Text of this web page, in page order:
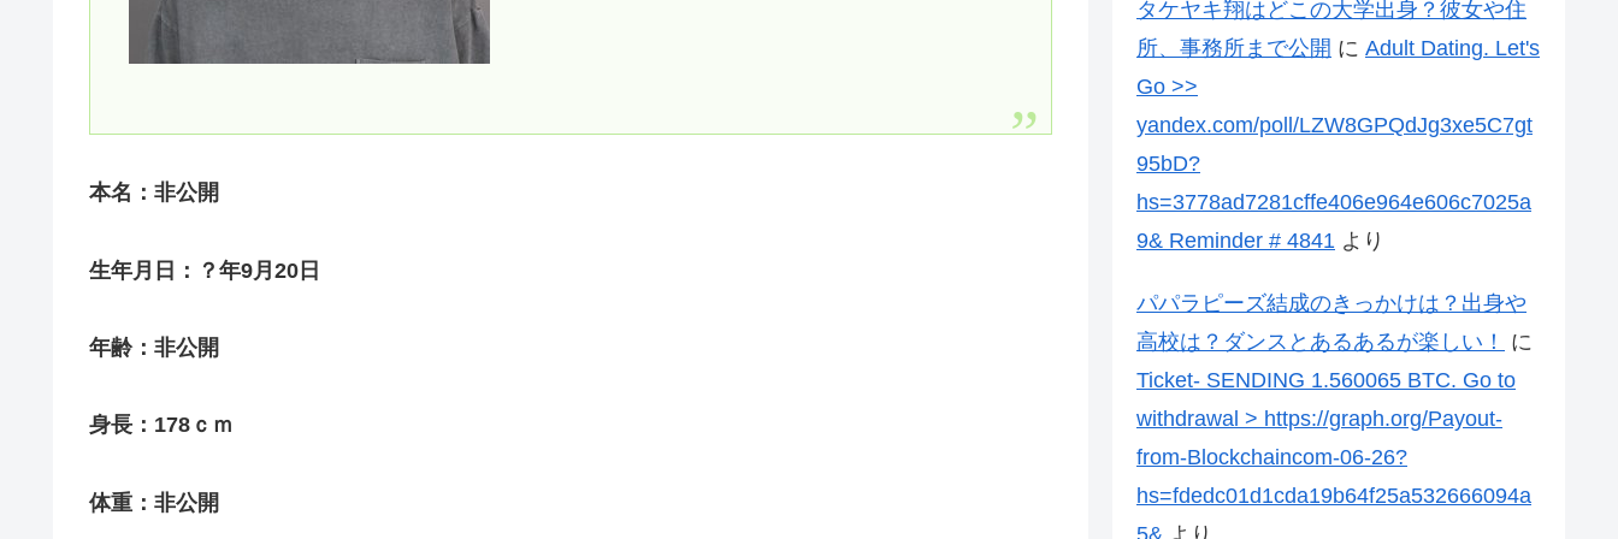
本名：非公開
生年月日：？年9月20日
年齢：非公開
身長：178ｃｍ
体重：非公開
タケヤキ翔はどこの大学出身？彼女や住
所、事務所まで公開 に Adult Dating. Let's
Go >>
yandex.com/poll/LZW8GPQdJg3xe5C7gt
95bD?
hs=3778ad7281cffe406e964e606c7025a
9& Reminder # 4841 より
パパラピーズ結成のきっかけは？出身や
高校は？ダンスとあるあるが楽しい！
に
Ticket- SENDING 1.560065 BTC. Go to
withdrawal > https://graph.org/Payout-
from-Blockchaincom-06-26?
hs=fdedc01d1cda19b64f25a532666094a